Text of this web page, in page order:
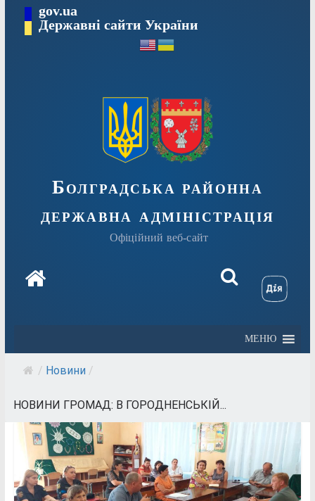
Перейтиgov.ua
Державні сайти України
Болградська районна
державна адміністрація
Офіційний веб-сайт
МЕНЮ
/ Новини /
НОВИНИ ГРОМАД: В ГОРОДНЕНСЬКІЙ...